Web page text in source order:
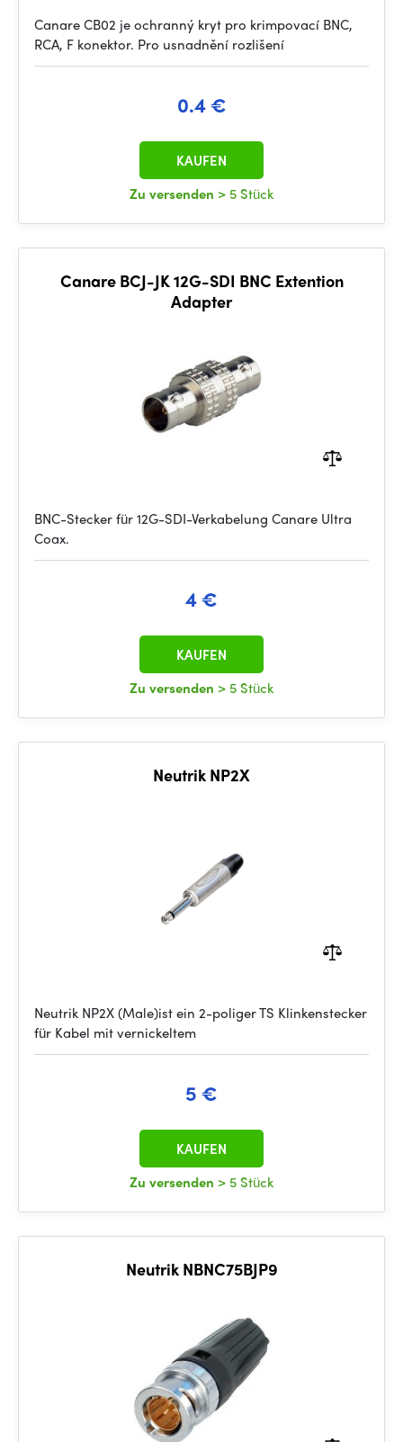
Canare CB02 je ochranný kryt pro krimpovací BNC,
RCA, F konektor. Pro usnadnění rozlišení
0.4 €
Zu versenden > 5 Stück
KAUFEN
Canare BCJ-JK 12G-SDI BNC Extention
Adapter
BNC-Stecker für 12G-SDI-Verkabelung Canare Ultra
Coax.
4 €
Zu versenden > 5 Stück
KAUFEN
Neutrik NP2X
Neutrik NP2X (Male)ist ein 2-poliger TS Klinkenstecker
für Kabel mit vernickeltem
5 €
Zu versenden > 5 Stück
KAUFEN
Neutrik NBNC75BJP9